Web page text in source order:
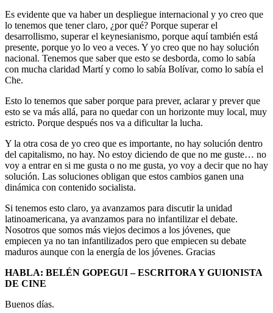
Es evidente que va haber un despliegue internacional y yo creo que
lo tenemos que tener claro, ¿por qué? Porque superar el
desarrollismo, superar el keynesianismo, porque aquí también está
presente, porque yo lo veo a veces. Y yo creo que no hay solución
nacional. Tenemos que saber que esto se desborda, como lo sabía
con mucha claridad Martí y como lo sabía Bolívar, como lo sabía el
Che.
Esto lo tenemos que saber porque para prever, aclarar y prever que
esto se va más allá, para no quedar con un horizonte muy local, muy
estricto. Porque después nos va a dificultar la lucha.
Y la otra cosa de yo creo que es importante, no hay solución dentro
del capitalismo, no hay. No estoy diciendo de que no me guste… no
voy a entrar en si me gusta o no me gusta, yo voy a decir que no hay
solución. Las soluciones obligan que estos cambios ganen una
dinámica con contenido socialista.
Si tenemos esto claro, ya avanzamos para discutir la unidad
latinoamericana, ya avanzamos para no infantilizar el debate.
Nosotros que somos más viejos decimos a los jóvenes, que
empiecen ya no tan infantilizados pero que empiecen su debate
maduros aunque con la energía de los jóvenes. Gracias
HABLA: BELÉN GOPEGUI – ESCRITORA Y GUIONISTA
DE CINE
Buenos días.